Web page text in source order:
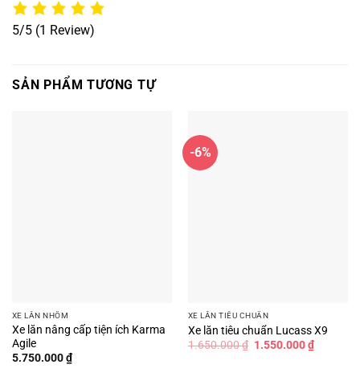
5/5 (1 Review)
SẢN PHẨM TƯƠNG TỰ
XE LĂN NHÔM
Xe lăn nâng cấp tiện ích Karma
Agile
5.750.000₫
-6%
XE LĂN TIÊU CHUẨN
Xe lăn tiêu chuẩn Lucass X9
1.650.000₫ Giá
1.550.000₫Giá
hiện